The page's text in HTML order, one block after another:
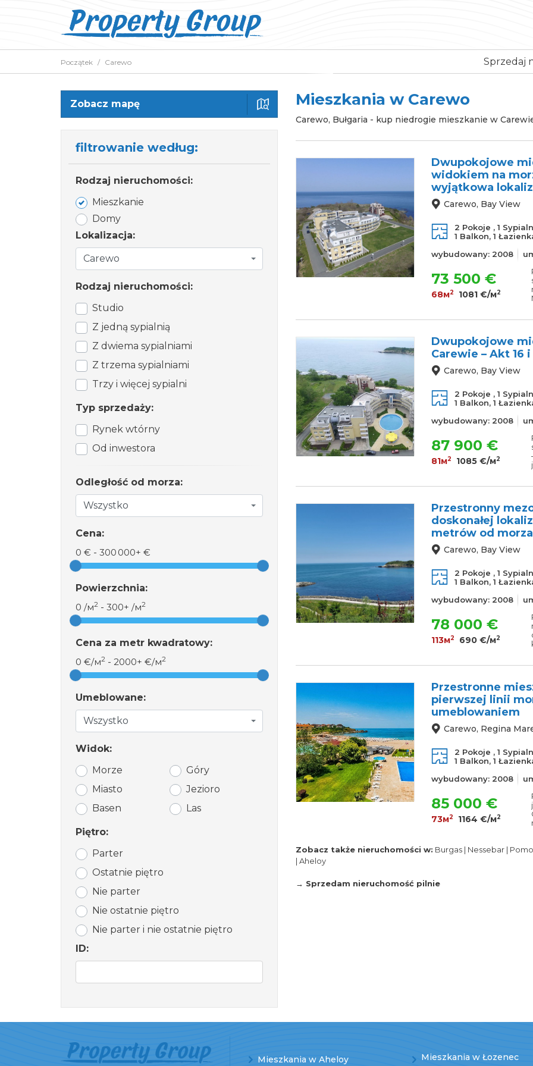
Początek Carewo Sprzedaj
Zobacz mapę
filtrowanie według:
Rodzaj nieruchomości:
Mieszkanie
Domy
Lokalizacja:
Carewo
Rodzaj nieruchomości:
Studio
Z jedną sypialnią
Z dwiema sypialniami
Z trzema sypialniami
Trzy i więcej sypialni
Typ sprzedaży:
Rynek wtórny
Od inwestora
Odległość od morza:
Wszystko
Cena:
0 € - 300 000+ €
Powierzchnia:
0 /м2 - 300+ /м2
Cena za metr kwadratowy:
0 €/м2 - 2000+ €/м2
Umeblowane:
Wszystko
Widok:
Morze
Góry
Miasto
Jezioro
Basen
Las
Piętro:
Parter
Ostatnie piętro
Nie parter
Nie ostatnie piętro
Nie parter i nie ostatnie piętro
ID:
Mieszkania w Carewo
Carewo, Bułgaria - kup niedrogie mieszkanie w
Dwupokojowe
widokiem na
wyjątkowa
Carewo, Bay View
2 Pokoje , 1
1 Balkon, 1
wybudowany: 2008
73 500 €
68м2 1081 €/м2
Dwupokojowe
Carewie – Akt 16
Carewo, Bay View
2 Pokoje , 1
1 Balkon, 1
wybudowany: 2008
87 900 €
81м2 1085 €/м2
Przestronny
doskonałej
metrów od morza
Carewo, Bay View
2 Pokoje , 1
1 Balkon, 1
wybudowany: 2008
78 000 €
113м2 690 €/м2
Przestronne
pierwszej linii
umeblowaniem
Carewo, Regina
2 Pokoje , 1
1 Balkon, 1
wybudowany: 2008
85 000 €
73м2 1164 €/м2
Zobacz także nieruchomości w: Burgas | Nessebar |
| Aheloy
→ Sprzedam nieruchomość pilnie
Mieszkania w Aheloy Mieszkania w Łozenec